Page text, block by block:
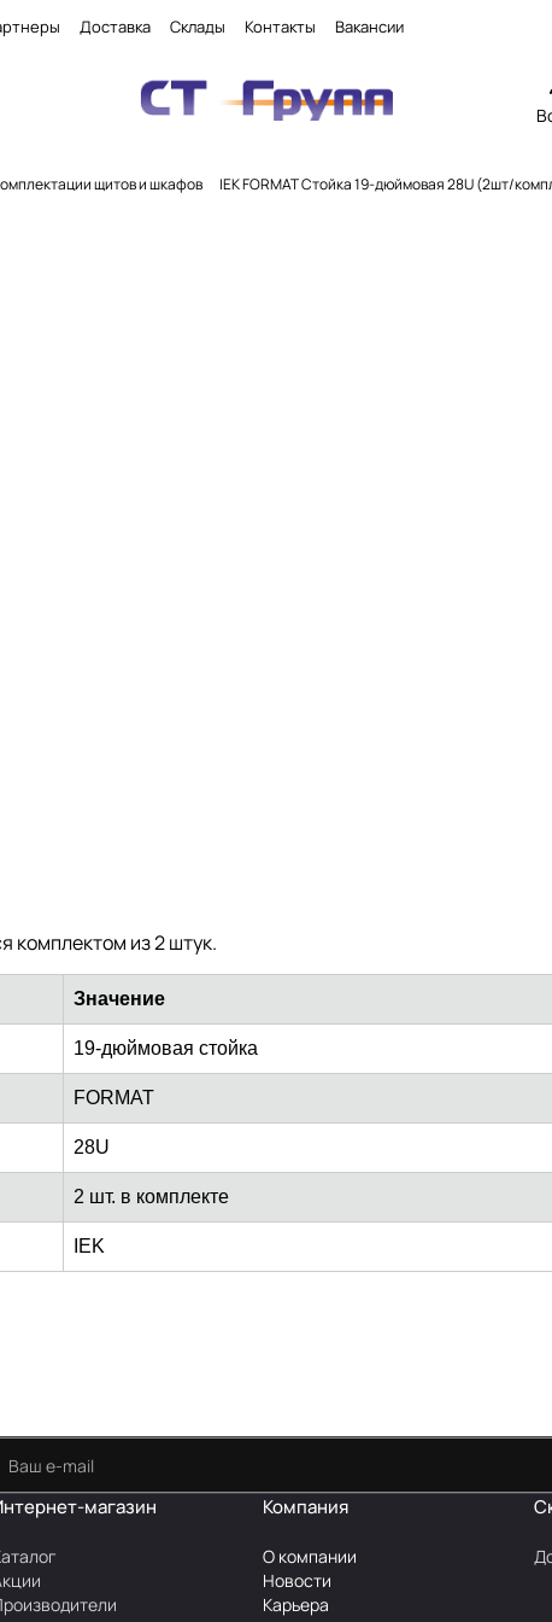
Доставка Склады Контакты Вакансии
щитов и шкафов IEK FORMAT Стойка 19-дюймовая 28U (2шт/
комплектом из 2 штук.
Значение
19-дюймовая стойка
FORMAT
28U
2 шт. в комплекте
IEK
магазин Компания
О компании
Новости
Карьера